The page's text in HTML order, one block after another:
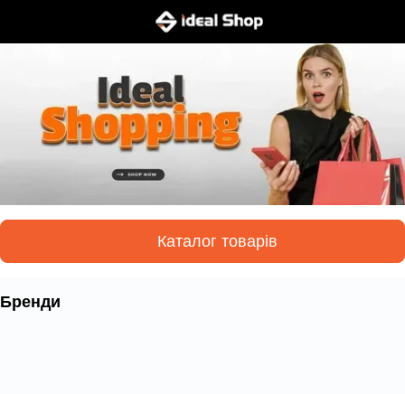
Каталог товарів
Бренди